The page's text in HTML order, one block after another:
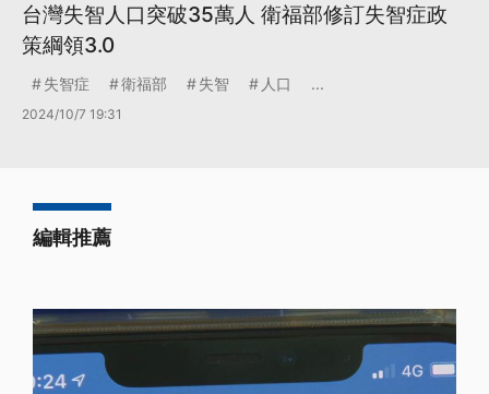
台灣失智人口突破35萬人 衛福部修訂失智症政
策綱領3.0
失智症 衛福部 失智 人口 ...
2024/10/7 19:31
編輯推薦